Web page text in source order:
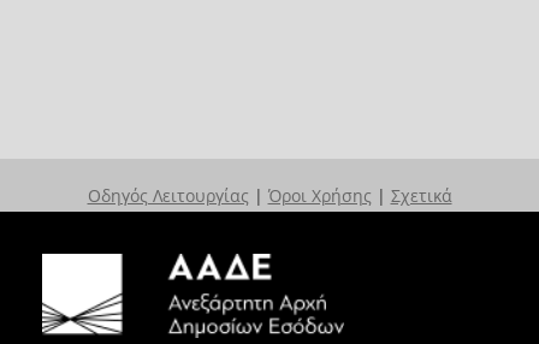
Οδηγός Λειτουργίας | Όροι Χρήσης | Σχετικά